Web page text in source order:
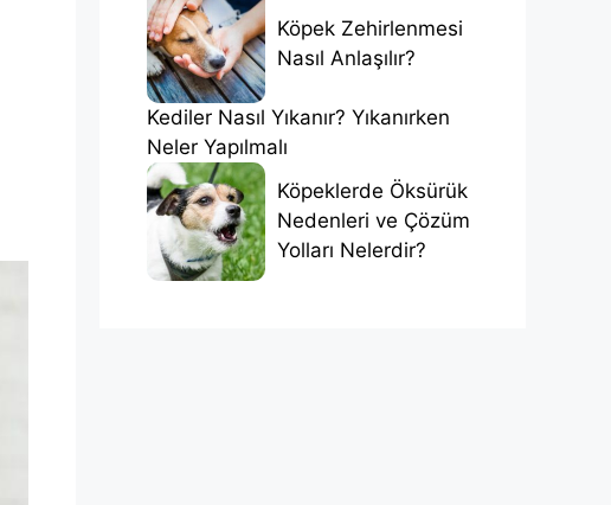
Köpek Zehirlenmesi
Nasıl Anlaşılır?
Kediler Nasıl Yıkanır? Yıkanırken
Neler Yapılmalı
Köpeklerde Öksürük
Nedenleri ve Çözüm
Yolları Nelerdir?